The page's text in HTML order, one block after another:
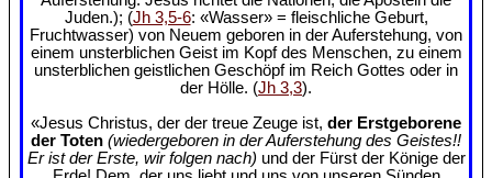
Juden.); (Jh 3,5-6: «Wasser» = fleischliche Geburt,
Fruchtwasser) von Neuem geboren in der Auferstehung, von
einem unsterblichen Geist im Kopf des Menschen, zu einem
unsterblichen geistlichen Geschöpf im Reich Gottes oder in
der Hölle. (Jh 3,3).
«Jesus Christus, der der treue Zeuge ist, der Erstgeborene
der Toten (wiedergeboren in der Auferstehung des Geistes!!
Er ist der Erste, wir folgen nach) und der Fürst der Könige der